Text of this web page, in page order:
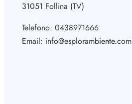
31051 Follina (TV)
Telefono: 0438971666
Email: info@esplorambiente.com